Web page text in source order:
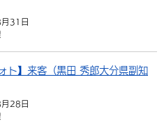
住宅・インフラ
外国人の方向け情報
税金
子どもを預ける
健康・医療
計画・施策
スポットを探す
四季のイベント・祭り
広報・広聴
31日
ォト】来客（黒田 秀郎大分県副知
28日